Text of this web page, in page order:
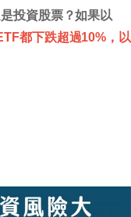
投資股票？如果以
都下跌超過10%，以